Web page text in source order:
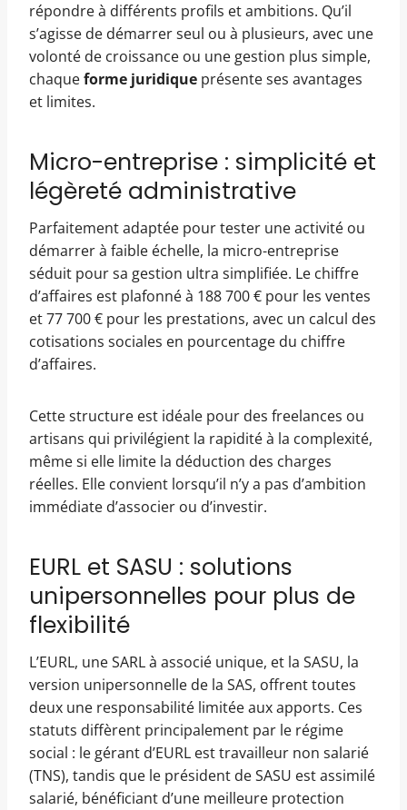
répondre à différents profils et ambitions. Qu’il
s’agisse de démarrer seul ou à plusieurs, avec une
volonté de croissance ou une gestion plus simple,
chaqueforme juridique présente ses avantages
et limites.
Micro-entreprise : simplicité et
légèreté administrative
Parfaitement adaptée pour tester une activité ou
démarrer à faible échelle, la micro-entreprise
séduit pour sa gestion ultra simplifiée. Le chiffre
d’affaires est plafonné à 188 700 € pour les ventes
et 77 700 € pour les prestations, avec un calcul des
cotisations sociales en pourcentage du chiffre
d’affaires.
Cette structure est idéale pour des freelances ou
artisans qui privilégient la rapidité à la complexité,
même si elle limite la déduction des charges
réelles. Elle convient lorsqu’il n’y a pas d’ambition
immédiate d’associer ou d’investir.
EURL et SASU : solutions
unipersonnelles pour plus de
flexibilité
L’EURL, une SARL à associé unique, et la SASU, la
version unipersonnelle de la SAS, offrent toutes
deux une responsabilité limitée aux apports. Ces
statuts diffèrent principalement par le régime
social : le gérant d’EURL est travailleur non salarié
(TNS), tandis que le président de SASU est assimilé
salarié, bénéficiant d’une meilleure protection